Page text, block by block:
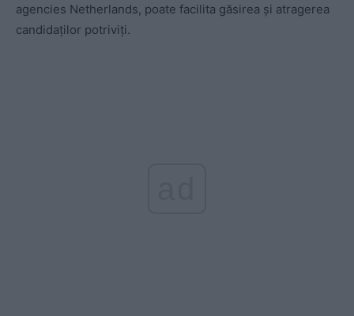
agencies Netherlands, poate facilita găsirea și atragerea
candidaților potriviți.